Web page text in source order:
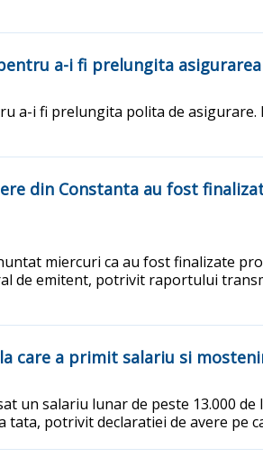
a-i fi prelungita asigurarea
a-i fi prelungita polita de
din Constanta au fost
miercuri ca au fost finalizate
de emitent, potrivit raportului
la care a primit salariu si
un salariu lunar de peste 13.000 de
tata, potrivit declaratiei de avere pe